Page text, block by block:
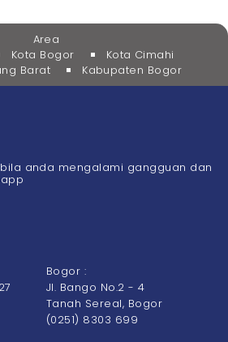
Area
Kota Bogor
Kota Cimahi
Barat
Kabupaten Bogor
anda mengalami gangguan dan
Bogor :
Jl. Bango No.2 - 4
Tanah Sereal, Bogor
(0251) 8303 699